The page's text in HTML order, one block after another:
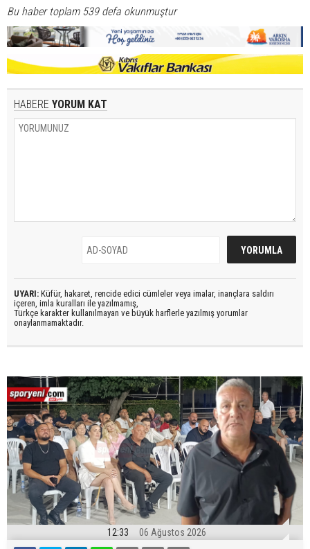
Bu haber toplam 539 defa okunmuştur
HABERE YORUM KAT
UYARI: Küfür, hakaret, rencide edici cümleler veya imalar, inançlara saldırı
içeren, imla kuralları ile yazılmamış,
Türkçe karakter kullanılmayan ve büyük harflerle yazılmış yorumlar
onaylanmamaktadır.
12:33 06 Ağustos 2026